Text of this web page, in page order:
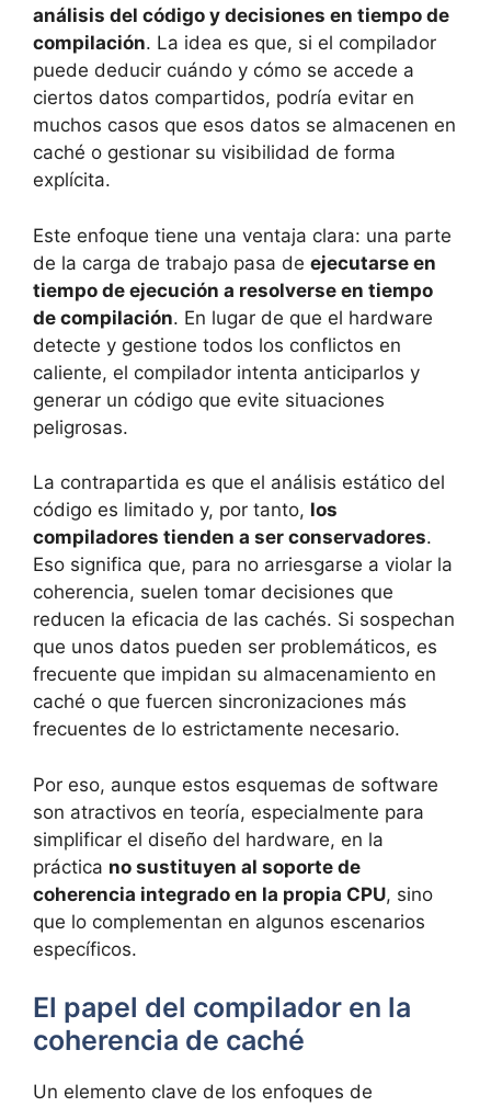
análisis del código y decisiones en tiempo de
compilación. La idea es que, si el compilador
puede deducir cuándo y cómo se accede a
ciertos datos compartidos, podría evitar en
muchos casos que esos datos se almacenen en
caché o gestionar su visibilidad de forma
explícita.
Este enfoque tiene una ventaja clara: una parte
de la carga de trabajo pasa de ejecutarse en
tiempo de ejecución a resolverse en tiempo
de compilación. En lugar de que el hardware
detecte y gestione todos los conflictos en
caliente, el compilador intenta anticiparlos y
generar un código que evite situaciones
peligrosas.
La contrapartida es que el análisis estático del
código es limitado y, por tanto, los
compiladores tienden a ser conservadores.
Eso significa que, para no arriesgarse a violar la
coherencia, suelen tomar decisiones que
reducen la eficacia de las cachés. Si sospechan
que unos datos pueden ser problemáticos, es
frecuente que impidan su almacenamiento en
caché o que fuercen sincronizaciones más
frecuentes de lo estrictamente necesario.
Por eso, aunque estos esquemas de software
son atractivos en teoría, especialmente para
simplificar el diseño del hardware, en la
práctica no sustituyen al soporte de
coherencia integrado en la propia CPU, sino
que lo complementan en algunos escenarios
específicos.
El papel del compilador en la
coherencia de caché
Un elemento clave de los enfoques de